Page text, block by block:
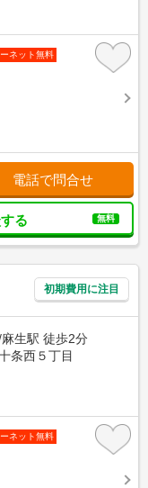
ネット無料
電話で問合せ
る 無料
初期費用に注目
生駅 徒歩2分
条西５丁目
ネット無料